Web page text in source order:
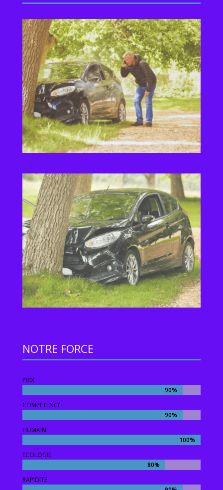
NOTRE FORCE
PRIX
90%
90%
COMPETENCE
90%
90%
HUMAIN
100%
100%
ECOLOGIE
80%
80%
RAPIDITE